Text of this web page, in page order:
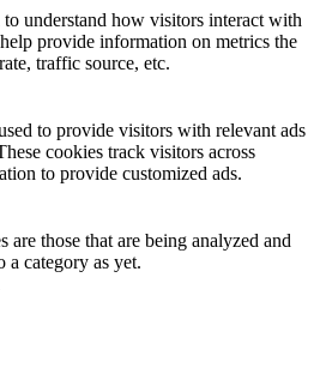
understand how visitors interact with
provide information on metrics the
traffic source, etc.
to provide visitors with relevant ads
cookies track visitors across
to provide customized ads.
are those that are being analyzed and
a category as yet.